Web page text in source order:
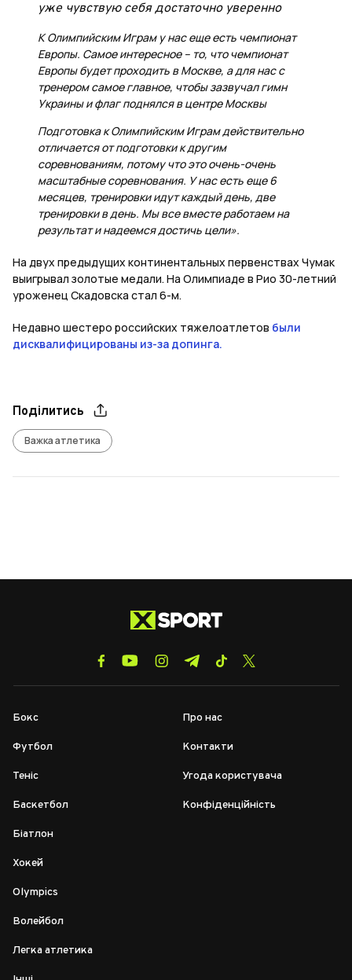
уже чувствую себя достаточно уверенно
К Олимпийским Играм у нас еще есть чемпионат
Европы. Самое интересное – то, что чемпионат
Европы будет проходить в Москве, а для нас с
тренером самое главное, чтобы зазвучал гимн
Украины и флаг поднялся в центре Москвы
Подготовка к Олимпийским Играм действительно
отличается от подготовки к другим
соревнованиям, потому что это очень-очень
масштабные соревнования. У нас есть еще 6
месяцев, тренировки идут каждый день, две
тренировки в день. Мы все вместе работаем на
результат и надеемся достичь цели».
На двух предыдущих континентальных первенствах Чумак
выигрывал золотые медали. На Олимпиаде в Рио 30-летний
уроженец Скадовска стал 6-м.
Недавно шестеро российских тяжелоатлетов были
дисквалифицированы из-за допинга.
Поділитись
Важка атлетика
Бокс
Футбол
Теніс
Баскетбол
Біатлон
Хокей
Olympics
Волейбол
Легка атлетика
Про нас
Контакти
Угода користувача
Конфіденційність